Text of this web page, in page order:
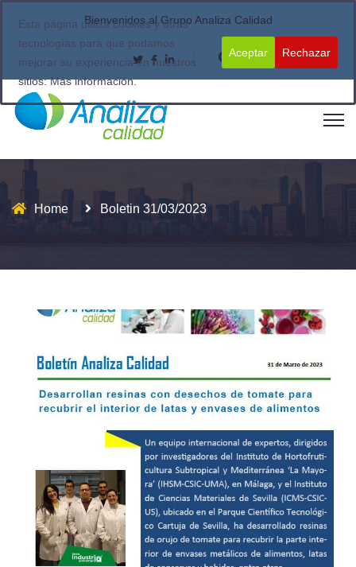
Bienvenidos al Grupo Analiza Calidad
Home Boletin 31/03/2023
Esta página utiliza cookies y otras
tecnologías para que podamos
mejorar su experiencia en nuestros
sitios:Más información.
Aceptar Rechazar